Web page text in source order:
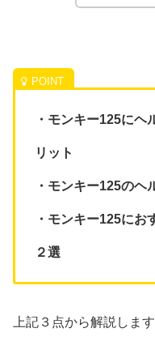
・モンキー125にヘ
リット
・モンキー125のヘ
・モンキー125にお
２選
上記３点から解説します